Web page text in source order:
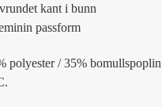
kant i bunn
passform
polyester / 35% bomullspoplin